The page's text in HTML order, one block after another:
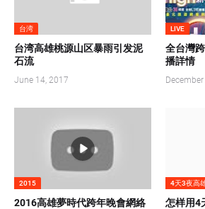
台湾
台湾高雄桃源山区暴雨引发泥
石流
June 14, 2017
LIVE
全台灣
播詳情
2015
2016高雄夢時代跨年晚會網絡
4天3夜高
怎样用4